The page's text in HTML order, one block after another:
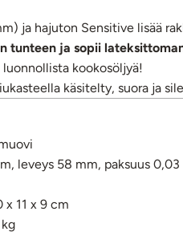
ja hajuton Sensitive lisää
tunteen ja sopii
kookosöljyä!
käsitelty, suora ja
leveys 58 mm, paksuus 0,03
x 11 x 9 cm